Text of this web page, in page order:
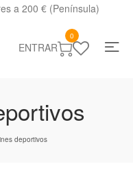
a 200 € (Península)
ENTRAR
0
deportivos